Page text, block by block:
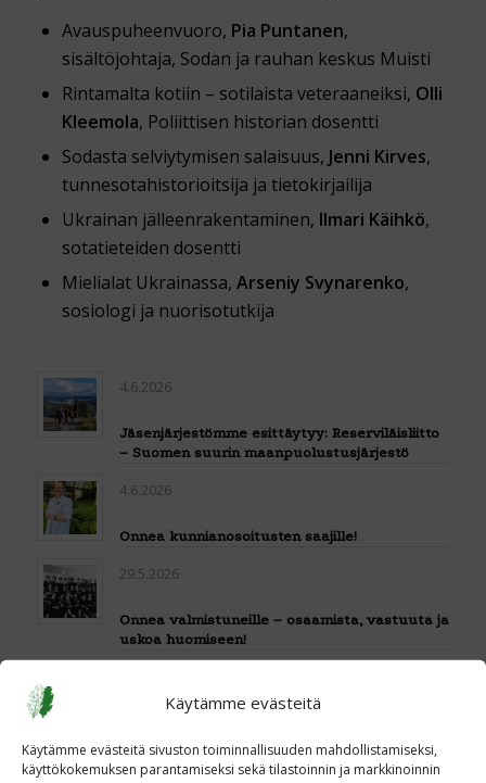
Käytämme evästeitä
Käytämme evästeitä sivuston toiminnallisuuden mahdollistamiseksi,
käyttökokemuksen parantamiseksi sekä tilastoinnin ja markkinoinnin
Avauspuheenvuoro, Pia Puntanen,
sisältöjohtaja, Sodan ja rauhan keskus Muisti
Rintamalta kotiin – sotilaista veteraaneiksi, Olli
Kleemola, Poliittisen historian dosentti
Sodasta selviytymisen salaisuus, Jenni Kirves,
tunnesotahistorioitsija ja tietokirjailija
Ukrainan jälleenrakentaminen, Ilmari Käihkö,
sotatieteiden dosentti
Mielialat Ukrainassa, Arseniy Svynarenko,
sosiologi ja nuorisotutkija
4.6.2026
Jäsenjärjestömme esittäytyy: Reserviläisliitto
– Suomen suurin maanpuolustusjärjestö
4.6.2026
Onnea kunnianosoitusten saajille!
29.5.2026
Onnea valmistuneille – osaamista, vastuuta ja
uskoa huomiseen!
utbildningsprogram med SFP